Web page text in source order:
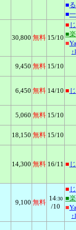
■
■
30,800 無料 15/10
■
■
■
9,450 無料 15/10
6,450 無料 14/10 ■
5,060 無料 15/10
18,150 無料 15/10
14,300 無料 16/11 ■
9,100 無料
14:30
/10
■
■
■